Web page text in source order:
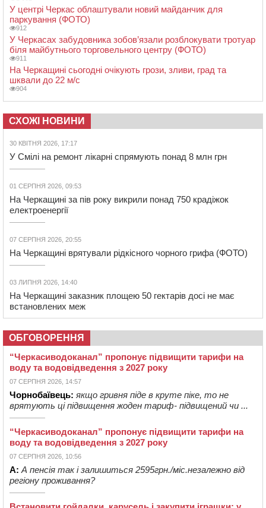
У центрі Черкас облаштували новий майданчик для
паркування (ФОТО)
912
У Черкасах забудовника зобов’язали розблокувати тротуар
біля майбутнього торговельного центру (ФОТО)
911
На Черкащині сьогодні очікують грози, зливи, град та
шквали до 22 м/с
904
СХОЖІ НОВИНИ
30 КВІТНЯ 2026, 17:17
У Смілі на ремонт лікарні спрямують понад 8 млн грн
01 СЕРПНЯ 2026, 09:53
На Черкащині за пів року викрили понад 750 крадіжок
електроенергії
07 СЕРПНЯ 2026, 20:55
На Черкащині врятували рідкісного чорного грифа (ФОТО)
03 ЛИПНЯ 2026, 14:40
На Черкащині заказник площею 50 гектарів досі не має
встановлених меж
ОБГОВОРЕННЯ
“Черкасиводоканал” пропонує підвищити тарифи на
воду та водовідведення з 2027 року
07 СЕРПНЯ 2026, 14:57
Чорнобаївець: якщо гривня піде в круте піке, то не
врятують ці підвищення жоден тариф- підвищений чи ...
“Черкасиводоканал” пропонує підвищити тарифи на
воду та водовідведення з 2027 року
07 СЕРПНЯ 2026, 10:56
А: А пенсія так і залишиться 2595грн./міс.незалежно від
регіону проживання?